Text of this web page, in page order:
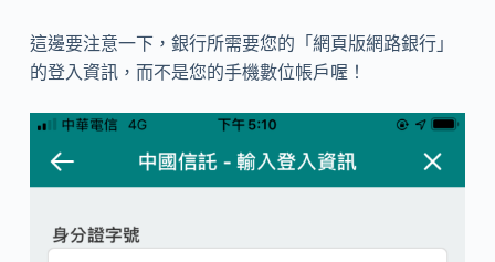
這邊要注意一下，銀行所需要您的 「網頁版網路銀行」
的登入資訊，而不是您的手機數位帳戶喔！